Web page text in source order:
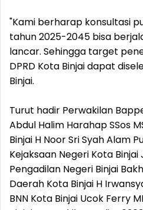
"Kami berharap konsultasi
tahun 2025-2045 bisa
lancar. Sehingga target
DPRD Kota Binjai dapat
Binjai.
Turut hadir Perwakilan
Abdul Halim Harahap SSos
Binjai H Noor Sri Syah Alam
Kejaksaan Negeri Kota Binjai
Pengadilan Negeri Binjai
Daerah Kota Binjai H
BNN Kota Binjai Ucok Ferry